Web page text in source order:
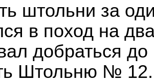
штольни за
в поход на
добраться
Штольню № 12.